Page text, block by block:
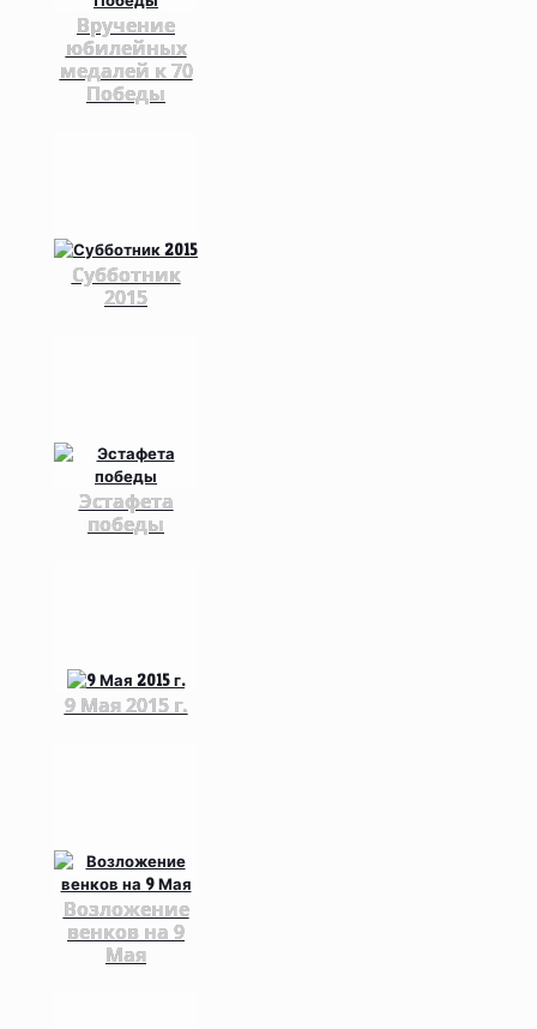
Вручение
юбилейных
медалей к 70
Победы
Субботник
2015
Эстафета
победы
9 Мая 2015 г.
Возложение
венков на 9
Мая